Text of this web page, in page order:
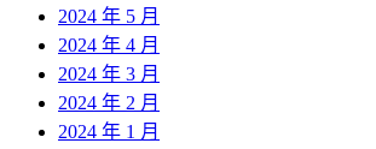
2024 年 5 月
2024 年 4 月
2024 年 3 月
2024 年 2 月
2024 年 1 月